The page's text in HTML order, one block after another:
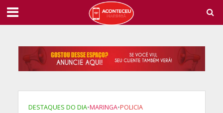
DESTAQUES DO DIA•MARINGA•POLICIA